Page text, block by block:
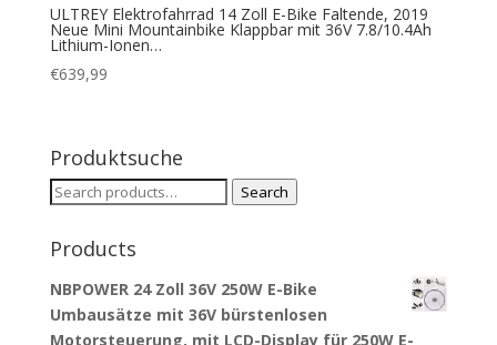
ULTREY Elektrofahrrad 14 Zoll E-Bike Faltende, 2019
Neue Mini Mountainbike Klappbar mit 36V 7.8/10.4Ah
Lithium-Ionen…
€639,99
Produktsuche
Search
Search
Products
NBPOWER 24 Zoll 36V 250W E-Bike
Umbausätze mit 36V bürstenlosen
Motorsteuerung, mit LCD-Display für 250W E-